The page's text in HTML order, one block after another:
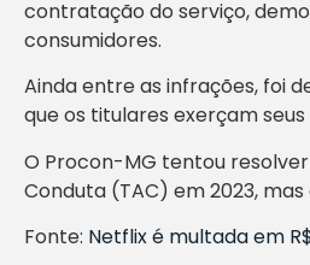
contratação do serviço,
consumidores.
Ainda entre as infrações, foi
que os titulares exerçam
O Procon-MG tentou
Conduta (TAC) em 2023,
Fonte: Netflix é multada em